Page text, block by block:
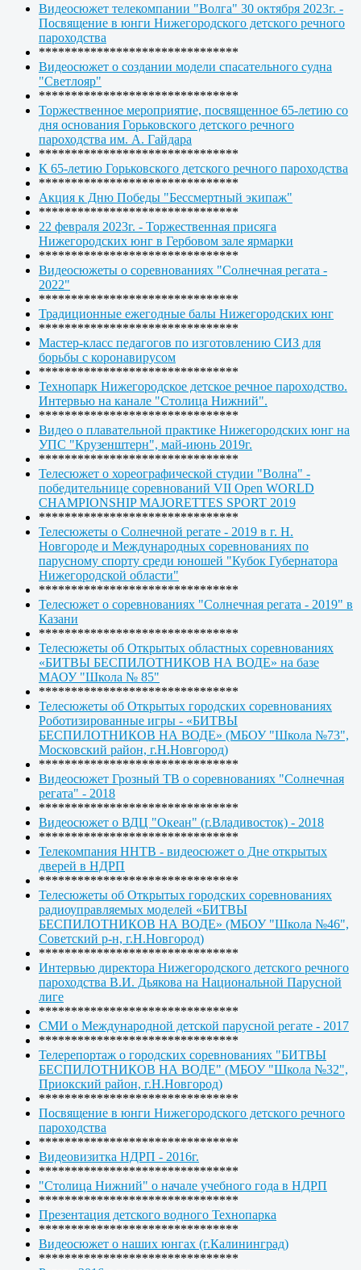
Видеосюжет телекомпании "Волга" 30 октября 2023г. -
Посвящение в юнги Нижегородского детского речного
пароходства
*******************************
Видеосюжет о создании модели спасательного судна
"Светлояр"
*******************************
Торжественное мероприятие, посвященное 65-летию со
дня основания Горьковского детского речного
пароходства им. А. Гайдара
*******************************
К 65-летию Горьковского детского речного пароходства
*******************************
Акция к Дню Победы "Бессмертный экипаж"
*******************************
22 февраля 2023г. - Торжественная присяга
Нижегородских юнг в Гербовом зале ярмарки
*******************************
Видеосюжеты о соревнованиях "Солнечная регата -
2022"
*******************************
Традиционные ежегодные балы Нижегородских юнг
*******************************
Мастер-класс педагогов по изготовлению СИЗ для
борьбы с коронавирусом
*******************************
Технопарк Нижегородское детское речное пароходство.
Интервью на канале "Столица Нижний".
*******************************
Видео о плавательной практике Нижегородских юнг на
УПС "Крузенштерн", май-июнь 2019г.
*******************************
Телесюжет о хореографической студии "Волна" -
победительнице соревнований VII Open WORLD
CHAMPIONSHIP MAJORETTES SPORT 2019
*******************************
Телесюжеты о Солнечной регате - 2019 в г. Н.
Новгороде и Международных соревнованиях по
парусному спорту среди юношей "Кубок Губернатора
Нижегородской области"
*******************************
Телесюжет о соревнованиях "Солнечная регата - 2019" в
Казани
*******************************
Телесюжеты об Открытых областных соревнованиях
«БИТВЫ БЕСПИЛОТНИКОВ НА ВОДЕ» на базе
МАОУ "Школа № 85"
*******************************
Телесюжеты об Открытых городских соревнованиях
Роботизированные игры - «БИТВЫ
БЕСПИЛОТНИКОВ НА ВОДЕ» (МБОУ "Школа №73",
Московский район, г.Н.Новгород)
*******************************
Видеосюжет Грозный ТВ о соревнованиях "Солнечная
регата" - 2018
*******************************
Видеосюжет о ВДЦ "Океан" (г.Владивосток) - 2018
*******************************
Телекомпания ННТВ - видеосюжет о Дне открытых
дверей в НДРП
*******************************
Телесюжеты об Открытых городских соревнованиях
радиоуправляемых моделей «БИТВЫ
БЕСПИЛОТНИКОВ НА ВОДЕ» (МБОУ "Школа №46",
Советский р-н, г.Н.Новгород)
*******************************
Интервью директора Нижегородского детского речного
пароходства В.И. Дьякова на Национальной Парусной
лиге
*******************************
СМИ о Международной детской парусной регате - 2017
*******************************
Телерепортаж о городских соревнованиях "БИТВЫ
БЕСПИЛОТНИКОВ НА ВОДЕ" (МБОУ "Школа №32",
Приокский район, г.Н.Новгород)
*******************************
Посвящение в юнги Нижегородского детского речного
пароходства
*******************************
Видеовизитка НДРП - 2016г.
*******************************
"Столица Нижний" о начале учебного года в НДРП
*******************************
Презентация детского водного Технопарка
*******************************
Видеосюжет о наших юнгах (г.Калининград)
*******************************